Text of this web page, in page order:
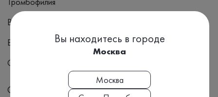
Венозные тромбозы
Внутриутробная задержка развития плода
Спонтанные аборты
Симптомы
Вы находитесь в городе
Москва
Москва